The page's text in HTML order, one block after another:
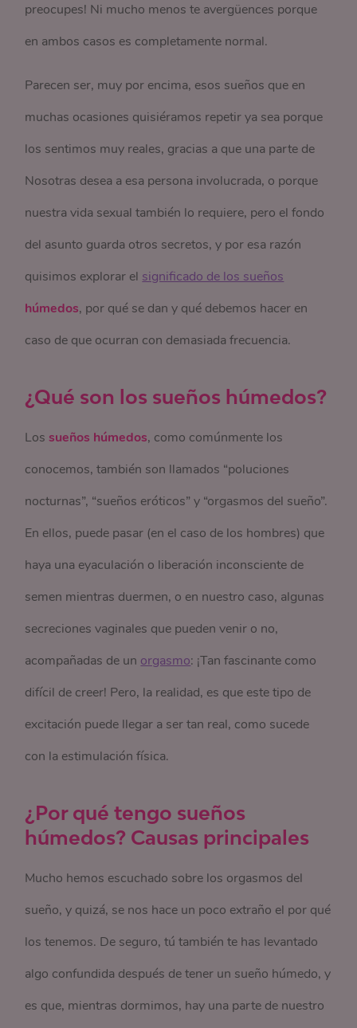
preocupes! Ni mucho menos te avergüences porque
en ambos casos es completamente normal.
Parecen ser, muy por encima, esos sueños que en
muchas ocasiones quisiéramos repetir ya sea porque
los sentimos muy reales, gracias a que una parte de
Nosotras desea a esa persona involucrada, o porque
nuestra vida sexual también lo requiere, pero el fondo
del asunto guarda otros secretos, y por esa razón
quisimos explorar el significado de los sueños
húmedos, por qué se dan y qué debemos hacer en
caso de que ocurran con demasiada frecuencia.
¿Qué son los sueños húmedos?
Lossueños húmedos, como comúnmente los
conocemos, también son llamados “poluciones
nocturnas”, “sueños eróticos” y “orgasmos del sueño”.
En ellos, puede pasar (en el caso de los hombres) que
haya una eyaculación o liberación inconsciente de
semen mientras duermen, o en nuestro caso, algunas
secreciones vaginales que pueden venir o no,
acompañadas de un orgasmo: ¡Tan fascinante como
difícil de creer! Pero, la realidad, es que este tipo de
excitación puede llegar a ser tan real, como sucede
con la estimulación física.
¿Por qué tengo sueños
húmedos? Causas principales
Mucho hemos escuchado sobre los orgasmos del
sueño, y quizá, se nos hace un poco extraño el por qué
los tenemos. De seguro, tú también te has levantado
algo confundida después de tener un sueño húmedo, y
es que, mientras dormimos, hay una parte de nuestro